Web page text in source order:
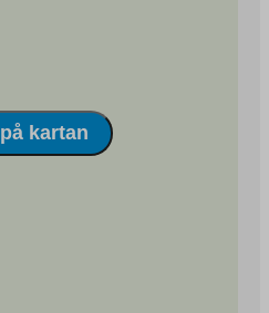
Du kan läsa mer om
www.jyvaskyla.fi/kangas.
kartan